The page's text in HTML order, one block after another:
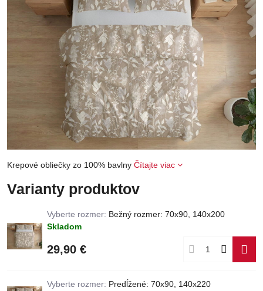
Krepové obliečky zo 100% bavlny Čítajte viac
Varianty produktov
Vyberte rozmer: Bežný rozmer: 70x90, 140x200
Skladom
29,90 €
Vyberte rozmer: Predĺžené: 70x90, 140x220